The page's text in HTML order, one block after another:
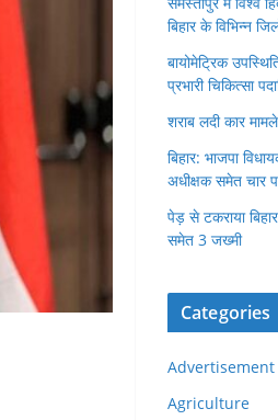
बिहार के विभिन्न
बायोमेट्रिक
प्रभारी चिकित्सा
शराब लदी कार
बिहार: भाजपा
अधीक्षक समेत चार
पेड़ से टकराया
समेत 3 जख्मी
Categories
Advertisement
Agriculture